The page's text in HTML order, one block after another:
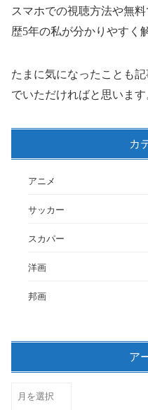
スマホでの視聴方法や無
歴5年の私が分かりやすく
たまに気になったことも
でいただければと思います
カ
アニメ
サッカー
スカパー
洋画
邦画
ア
ー